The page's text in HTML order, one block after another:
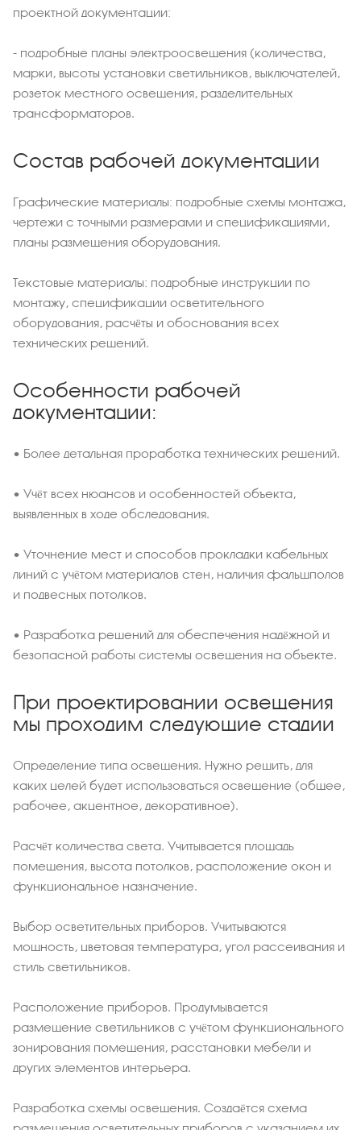
проектной документации:
- подробные планы электроосвещения (количества,
марки, высоты установки светильников, выключателей,
розеток местного освещения, разделительных
трансформаторов.
Состав рабочей документации
Графические материалы: подробные схемы монтажа,
чертежи с точными размерами и спецификациями,
планы размещения оборудования.
Текстовые материалы: подробные инструкции по
монтажу, спецификации осветительного
оборудования, расчёты и обоснования всех
технических решений.
Особенности рабочей
документации:
• Более детальная проработка технических решений.
• Учёт всех нюансов и особенностей объекта,
выявленных в ходе обследования.
• Уточнение мест и способов прокладки кабельных
линий с учётом материалов стен, наличия фальшполов
и подвесных потолков.
• Разработка решений для обеспечения надёжной и
безопасной работы системы освещения на объекте.
При проектировании освещения
мы проходим следующие стадии
Определение типа освещения. Нужно решить, для
каких целей будет использоваться освещение (общее,
рабочее, акцентное, декоративное).
Расчёт количества света. Учитывается площадь
помещения, высота потолков, расположение окон и
функциональное назначение.
Выбор осветительных приборов. Учитываются
мощность, цветовая температура, угол рассеивания и
стиль светильников.
Расположение приборов. Продумывается
размещение светильников с учётом функционального
зонирования помещения, расстановки мебели и
других элементов интерьера.
Разработка схемы освещения. Создаётся схема